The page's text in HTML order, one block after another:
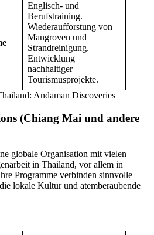
Englisch- und
Berufstraining.
Wiederaufforstung von
Mangroven und
Strandreinigung.
Entwicklung
nachhaltiger
Tourismusprojekte.
Andaman Discoveries
(Chiang Mai und andere
globale Organisation mit vielen
in Thailand, vor allem in
Programme verbinden sinnvolle
lokale Kultur und atemberaubende